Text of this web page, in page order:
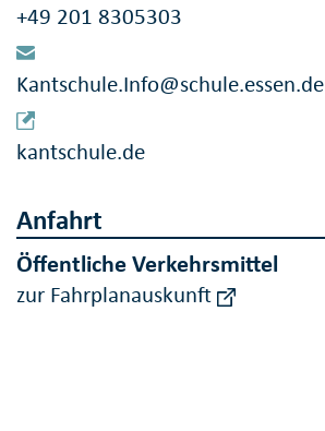
+49 201 8305303
Kantschule.Info@schule.essen.de
kantschule.de
Anfahrt
Öffentliche Verkehrsmittel
zur Fahrplanauskunft